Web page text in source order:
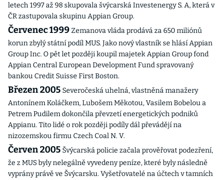
letech 1997 až 98 skupovala švýcarská Investenergy S. A, která v
ČR zastupovala skupinu Appian Group.
Červenec 1999 Zemanova vláda prodává za 650 miliónů
korun zbylý státní podíl MUS. Jako nový vlastník se hlásí Appian
Group Inc. O pět let později koupil majetek Appian Group fond
Appian Central European Development Fund spravovaný
bankou Credit Suisse First Boston.
Březen 2005 Severočeská uhelná, vlastněná manažery
Antonínem Koláčkem, Lubošem Měkotou, Vasilem Bobelou a
Petrem Pudilem dokončila převzetí energetických podniků
Appianu. Tito lidé o rok později podíly dál převádějí na
nizozemskou firmu Czech Coal N. V.
Červen 2005 Švýcarská policie začala prověřovat podezření,
že z MUS byly nelegálně vyvedeny peníze, které byly následně
vyprány právě ve Švýcarsku. Vyšetřovatelé na účtech v tamních